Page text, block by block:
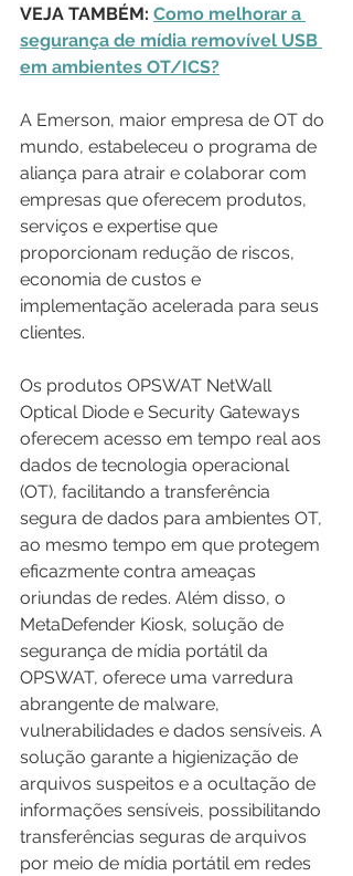
VEJA TAMBÉM: Como melhorar a
segurança de mídia removível USB
em ambientes OT/ICS?
A Emerson, maior empresa de OT do
mundo, estabeleceu o programa de
aliança para atrair e colaborar com
empresas que oferecem produtos,
serviços e expertise que
proporcionam redução de riscos,
economia de custos e
implementação acelerada para seus
clientes.
Os produtos OPSWAT NetWall
Optical Diode e Security Gateways
oferecem acesso em tempo real aos
dados de tecnologia operacional
(OT), facilitando a transferência
segura de dados para ambientes OT,
ao mesmo tempo em que protegem
eficazmente contra ameaças
oriundas de redes. Além disso, o
MetaDefender Kiosk, solução de
segurança de mídia portátil da
OPSWAT, oferece uma varredura
abrangente de malware,
vulnerabilidades e dados sensíveis. A
solução garante a higienização de
arquivos suspeitos e a ocultação de
informações sensíveis, possibilitando
transferências seguras de arquivos
por meio de mídia portátil em redes